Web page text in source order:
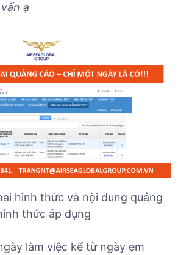
ạ
hình thức và nội dung quảng
thức áp dụng
làm việc kể từ ngày em